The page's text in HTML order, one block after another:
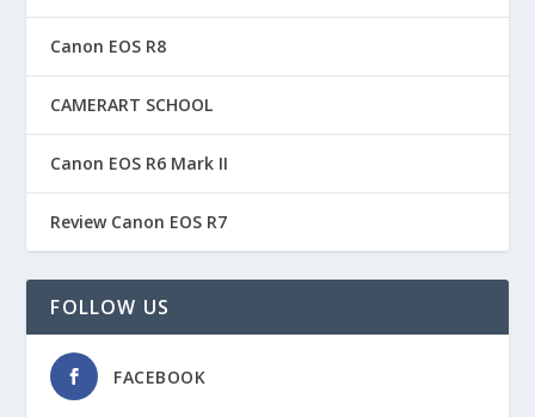
Canon EOS R8
CAMERART SCHOOL
Canon EOS R6 Mark II
Review Canon EOS R7
FOLLOW US
FACEBOOK